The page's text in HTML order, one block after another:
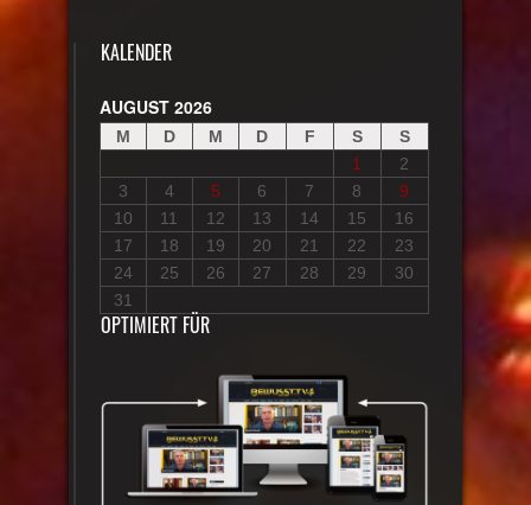
KALENDER
AUGUST 2026
M D M D F S
S
1
2
3
4 5 6 7 8
9
10
11 12 13 14 15
16
17
18 19 20 21 22
23
24
25 26 27 28 29
30
31
OPTIMIERT FÜR